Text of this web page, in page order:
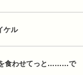
ケル
を食わせてっと………で